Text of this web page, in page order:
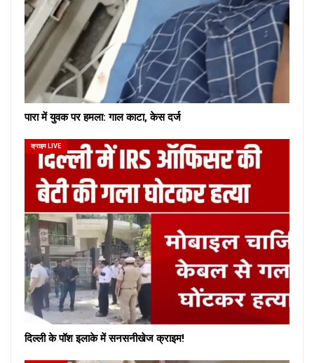
पारा में युवक पर हमला: गाल काटा, केस दर्ज
क्राइम LIVE
दिल्ली के पॉश इलाके में सनसनीखेज क्राइम!